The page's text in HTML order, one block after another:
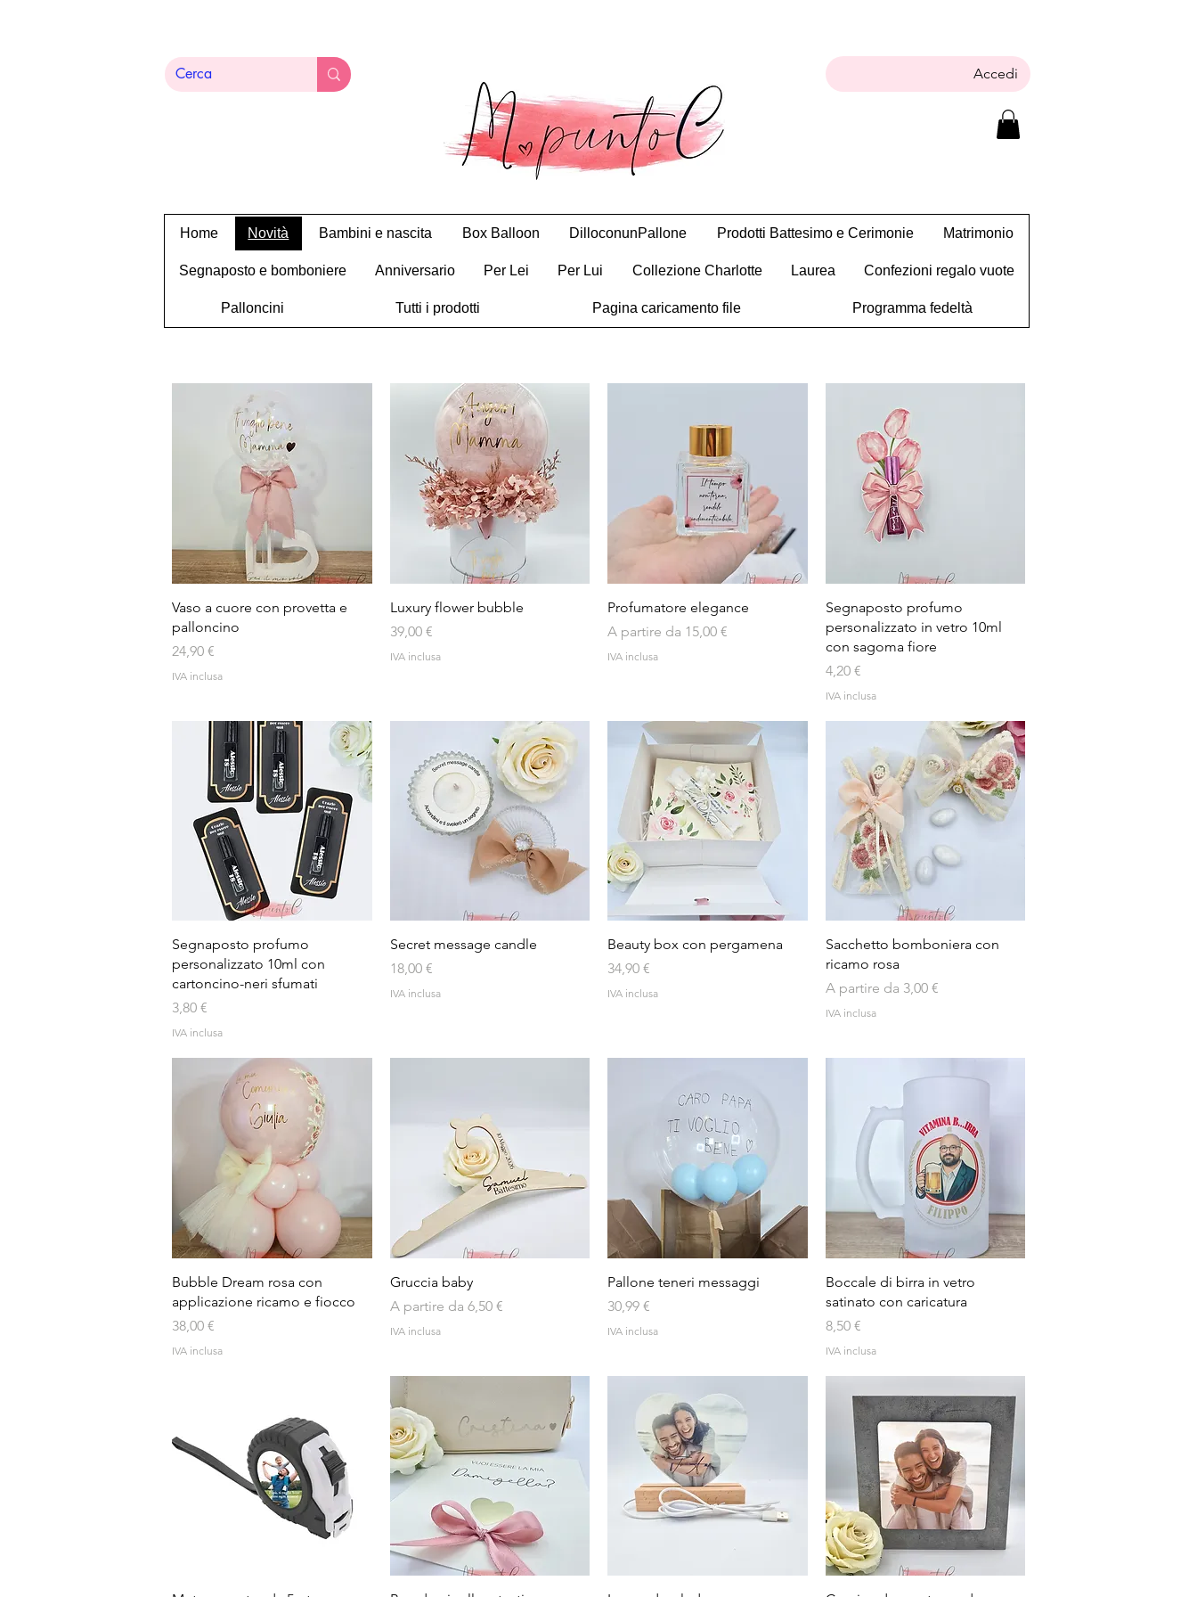
Accedi
Home Novità Bambini e nascita Box Balloon DilloconunPallone Prodotti Battesimo e Cerimonie Matrimonio
Segnaposto e bomboniere Anniversario Per Lei Per Lui Collezione Charlotte Laurea Confezioni regalo vuote
Palloncini Tutti i prodotti Pagina caricamento file Programma fedeltà
Vista rapida
Vaso a cuore con provetta e
palloncino
Prezzo
24,90 €
IVA inclusa
Vista rapida
Luxury flower bubble
Prezzo
39,00 €
IVA inclusa
Vista rapida
Profumatore elegance
A partire da 15,00 €
Prezzo scontato
IVA inclusa
Vista rapida
Segnaposto profumo
personalizzato in vetro 10ml
con sagoma fiore
Prezzo
4,20 €
IVA inclusa
Vista rapida
Segnaposto profumo
personalizzato 10ml con
cartoncino-neri sfumati
Prezzo
3,80 €
IVA inclusa
Vista rapida
Secret message candle
Prezzo
18,00 €
IVA inclusa
Vista rapida
Beauty box con pergamena
Prezzo
34,90 €
IVA inclusa
Vista rapida
Sacchetto bomboniera con
ricamo rosa
A partire da 3,00 €
Prezzo scontato
IVA inclusa
Vista rapida
Bubble Dream rosa con
applicazione ricamo e fiocco
Prezzo
38,00 €
IVA inclusa
Vista rapida
Gruccia baby
A partire da 6,50 €
Prezzo scontato
IVA inclusa
Vista rapida
Pallone teneri messaggi
Prezzo
30,99 €
IVA inclusa
Vista rapida
Boccale di birra in vetro
satinato con caricatura
Prezzo
8,50 €
IVA inclusa